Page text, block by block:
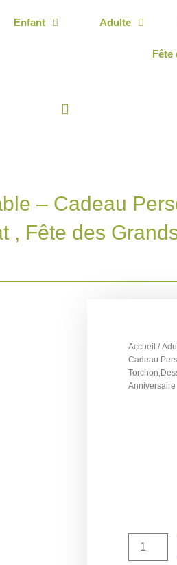
Enfant Adulte
Fête
– Cadeau
, Fête des
Accueil /
Cadeau
Anniversaire